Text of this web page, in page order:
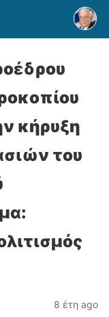
κήρυξη
του
8 έτη ago